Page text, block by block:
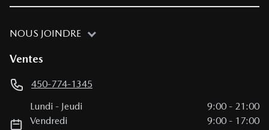
NOUS JOINDRE
Ventes
450-774-1345
Lundi - Jeudi 9:00 - 21:00
Vendredi
9:00 - 17:00